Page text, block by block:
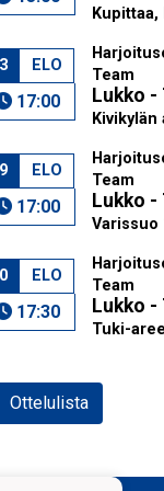
ELO
17:00
Team
Lukko -
Kivikylän
ELO
17:00
Team
Lukko -
Varissuo
ELO
17:30
Team
Lukko -
Tuki-
Ottelulista